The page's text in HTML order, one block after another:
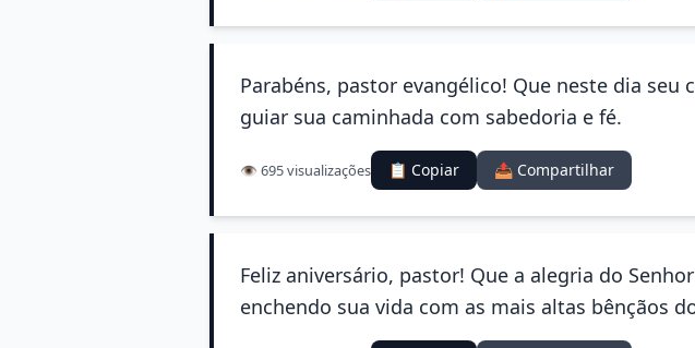
Parabéns, pastor evangélico! Que neste dia
guiar sua caminhada com sabedoria e fé.
👁️ 695 visualizações 📋 Copiar 📤 Compartilhar
Feliz aniversário, pastor! Que a alegria do
enchendo sua vida com as mais altas bênçãos